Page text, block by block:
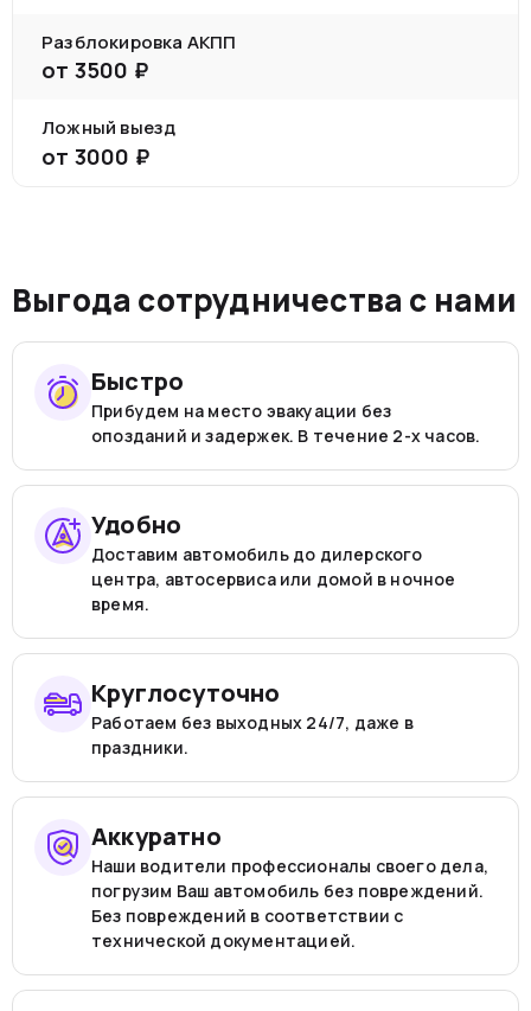
Разблокировка АКПП
от 3500 ₽
Ложный выезд
от 3000 ₽
Выгода сотрудничества с нами
Быстро
Прибудем на место эвакуации без
опозданий и задержек. В течение 2-х часов.
Удобно
Доставим автомобиль до дилерского
центра, автосервиса или домой в ночное
время.
Круглосуточно
Работаем без выходных 24/7, даже в
праздники.
Аккуратно
Наши водители профессионалы своего дела,
погрузим Ваш автомобиль без повреждений.
Без повреждений в соответствии с
технической документацией.